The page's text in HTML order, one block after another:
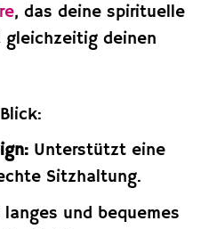
, das deine spirituelle
deinen
Unterstützt eine
Sitzhaltung.
und bequemes